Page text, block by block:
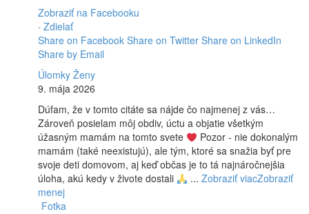
Zobraziť na Facebooku
· Zdielať
Share on Facebook Share on Twitter Share on LinkedIn
Share by Email
Úlomky Ženy
9. mája 2026
Dúfam, že v tomto citáte sa nájde čo najmenej z vás…
Zároveň posielam môj obdiv, úctu a objatie všetkým
úžasným mamám na tomto svete
Pozor - nie dokonalým
mamám (také neexistujú), ale tým, ktoré sa snažia byť pre
svoje deti domovom, aj keď občas je to tá najnáročnejšia
úloha, akú kedy v živote dostali
... Zobraziť viacZobraziť
menej
Fotka